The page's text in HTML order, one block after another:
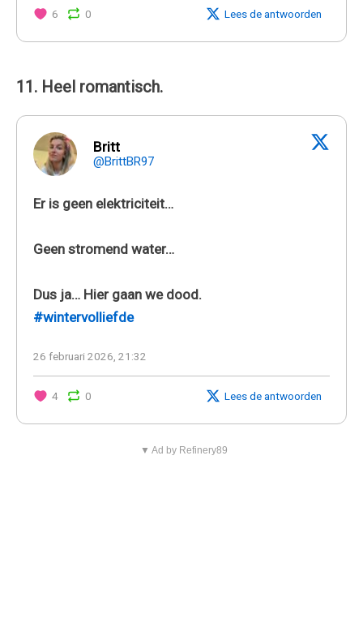
6 0 Lees de antwoorden
11. Heel romantisch.
Britt
@BrittBR97
Er is geen elektriciteit…
Geen stromend water…
Dus ja… Hier gaan we dood.
#wintervolliefde
26 februari 2026, 21:32
4 0 Lees de antwoorden
▼ Ad by Refinery89